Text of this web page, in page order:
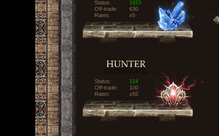
Status:
1823
Off-trade:
630
Rates:
x5
Status:
124
Off-trade:
100
Rates:
x55